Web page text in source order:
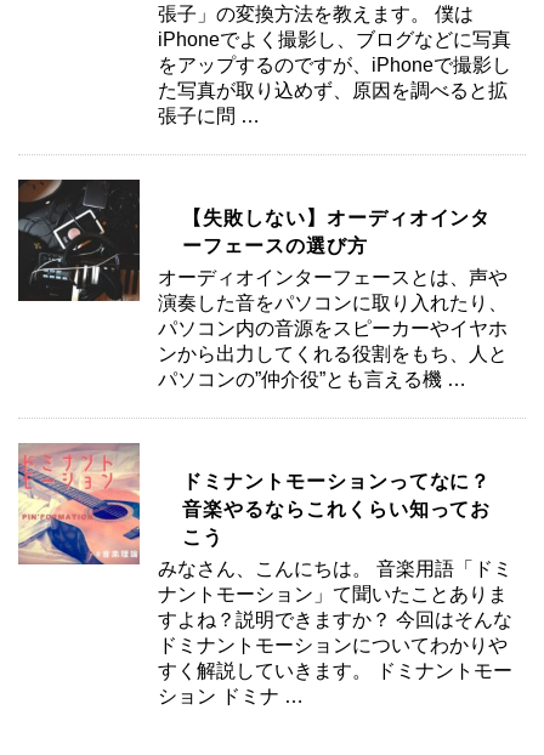
張子」の変換方法を教えます。 僕は
iPhoneでよく撮影し、ブログなどに写真
をアップするのですが、iPhoneで撮影し
た写真が取り込めず、原因を調べると拡
張子に問 …
【失敗しない】オーディオインタ
ーフェースの選び方
オーディオインターフェースとは、声や
演奏した音をパソコンに取り入れたり、
パソコン内の音源をスピーカーやイヤホ
ンから出力してくれる役割をもち、人と
パソコンの”仲介役”とも言える機 …
ドミナントモーションってなに？
音楽やるならこれくらい知ってお
こう
みなさん、こんにちは。 音楽用語「ドミ
ナントモーション」て聞いたことありま
すよね？説明できますか？ 今回はそんな
ドミナントモーションについてわかりや
すく解説していきます。 ドミナントモー
ション ドミナ …